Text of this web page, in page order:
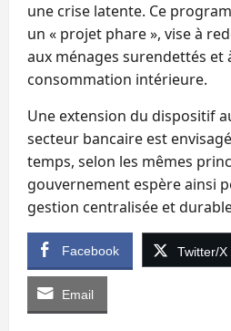
une crise latente. Ce
un « projet phare », vise à
aux ménages surendettés et
consommation intérieure.
Une extension du dispositif
secteur bancaire est
temps, selon les mêmes
gouvernement espère ainsi
gestion centralisée et
Facebook Twitter/X
Email